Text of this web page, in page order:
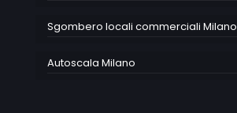
Sgombero locali commerciali Milano
Autoscala Milano